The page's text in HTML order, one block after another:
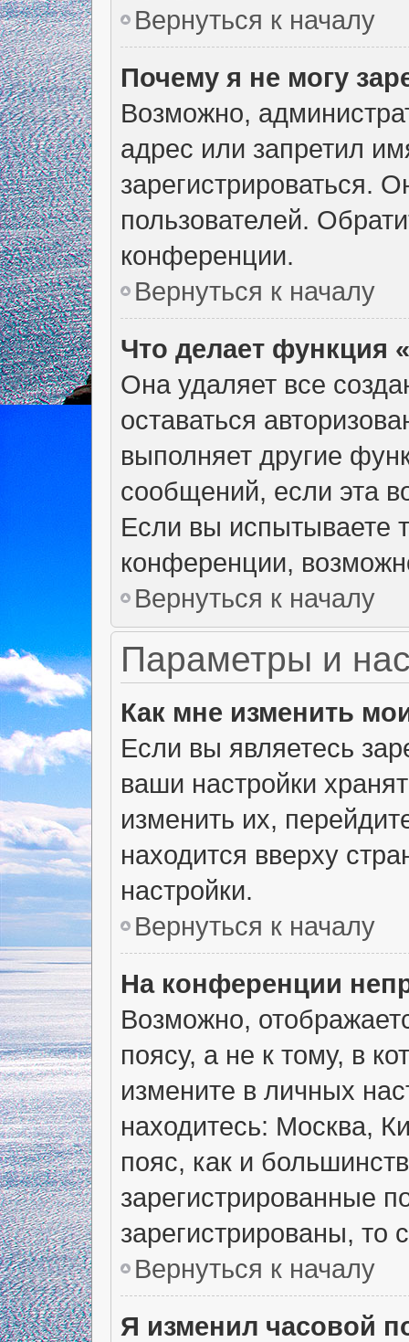
Вернуться к началу
Почему я не могу
Возможно,
адрес или запретил
зарегистрироваться.
пользователей.
конференции.
Вернуться к началу
Что делает функция
Она удаляет все
оставаться
выполняет другие
сообщений, если эта
Если вы испытываете
конференции,
Вернуться к началу
Параметры и
Как мне изменить
Если вы являетесь
ваши настройки
изменить их,
находится вверху
настройки.
Вернуться к началу
На конференции
Возможно,
поясу, а не к тому, в
измените в личных
находитесь: Москва,
пояс, как и
зарегистрированные
зарегистрированы, то
Вернуться к началу
Я изменил часовой